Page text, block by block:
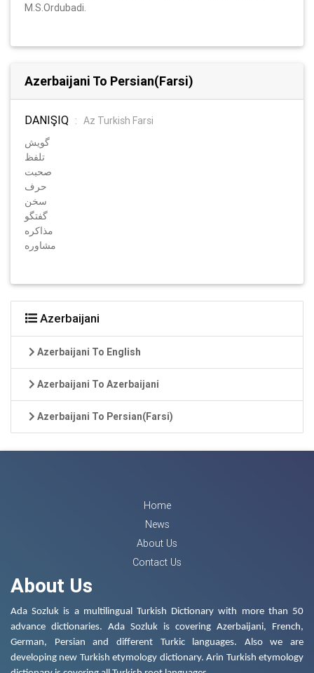
M.S.Ordubadi.
Azerbaijani To Persian(Farsi)
DANIŞIQ : Az Turkish Farsi
گویش
تلفظ
صحبت
حرف
سخن
گفتگو
مذاکره
مشاوره
Azerbaijani
Azerbaijani To English
Azerbaijani To Azerbaijani
Azerbaijani To Persian(Farsi)
Home
News
About Us
Contact Us
About Us
Ada Sozluk is a multilingual Turkish Dictionary with more than 50
advance dictionaries. Ada Sozluk is covering Azerbaijani, French,
German, Persian and different Turkic languages. Also we are
developing new Turkish etymology dictionary. Arin Turkish etymology